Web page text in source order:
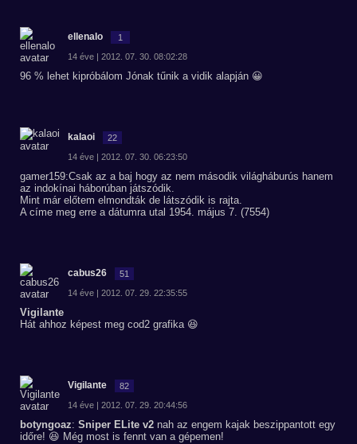
ellenalo 1
14 éve | 2012. 07. 30. 08:02:28
96 % lehet kipróbálom Jónak tűnik a vidik alapján 😀
kalaoi 22
14 éve | 2012. 07. 30. 06:23:50
gamer159:Csak az a baj hogy az nem második világháburús hanem
az indokínai háborúban játszódik.
Mint már előtem elmondták de látszódik is rajta.
A címe meg erre a dátumra utal 1954. május 7. (7554)
cabus26 51
14 éve | 2012. 07. 29. 22:35:55
Vigilante
Hát ahhoz képest meg cod2 grafika 😆
Vigilante 82
14 éve | 2012. 07. 29. 20:44:56
botyngoaz: Sniper ELite v2 nah az engem kajak beszippantott egy
időre! 😆 Még most is fennt van a gépemen!